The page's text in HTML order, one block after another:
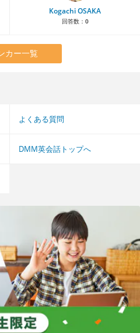
Kogachi OSAKA
回答数： 0
カー一覧
よくある質問
DMM英会話トップへ